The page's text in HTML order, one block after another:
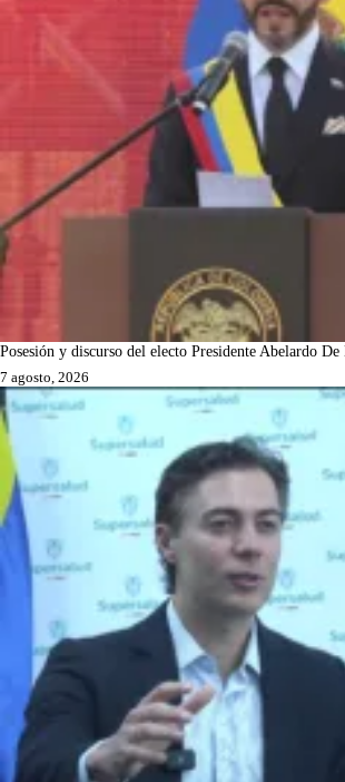
Posesión y discurso del electo Presidente Abelardo
7 agosto, 2026